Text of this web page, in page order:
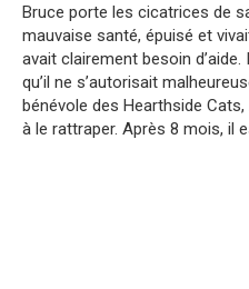
Bruce porte les cicatrices de
mauvaise santé, épuisé et
avait clairement besoin
qu’il ne s’autorisait
bénévole des Hearthside
à le rattraper. Après 8 mois, il